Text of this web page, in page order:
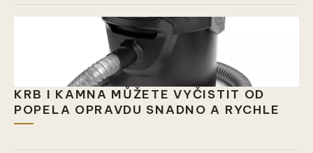
KRB I KAMNA MŮŽETE VYČISTIT OD
POPELA OPRAVDU SNADNO A RYCHLE